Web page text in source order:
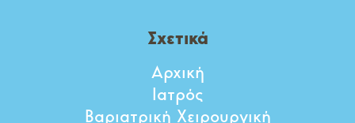
Σχετικά
Αρχική
Ιατρός
Βαριατρική Χειρουργική